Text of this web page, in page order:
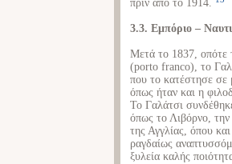
πριν από το 1914.
3.3. Εμπόριο –
Μετά το 1837, οπότε
(porto franco), το
που το κατέστησε σε
όπως ήταν και η
Το Γαλάτσι
όπως το Λιβόρνο,
της Αγγλίας, όπου
ραγδαίως
ξυλεία καλής